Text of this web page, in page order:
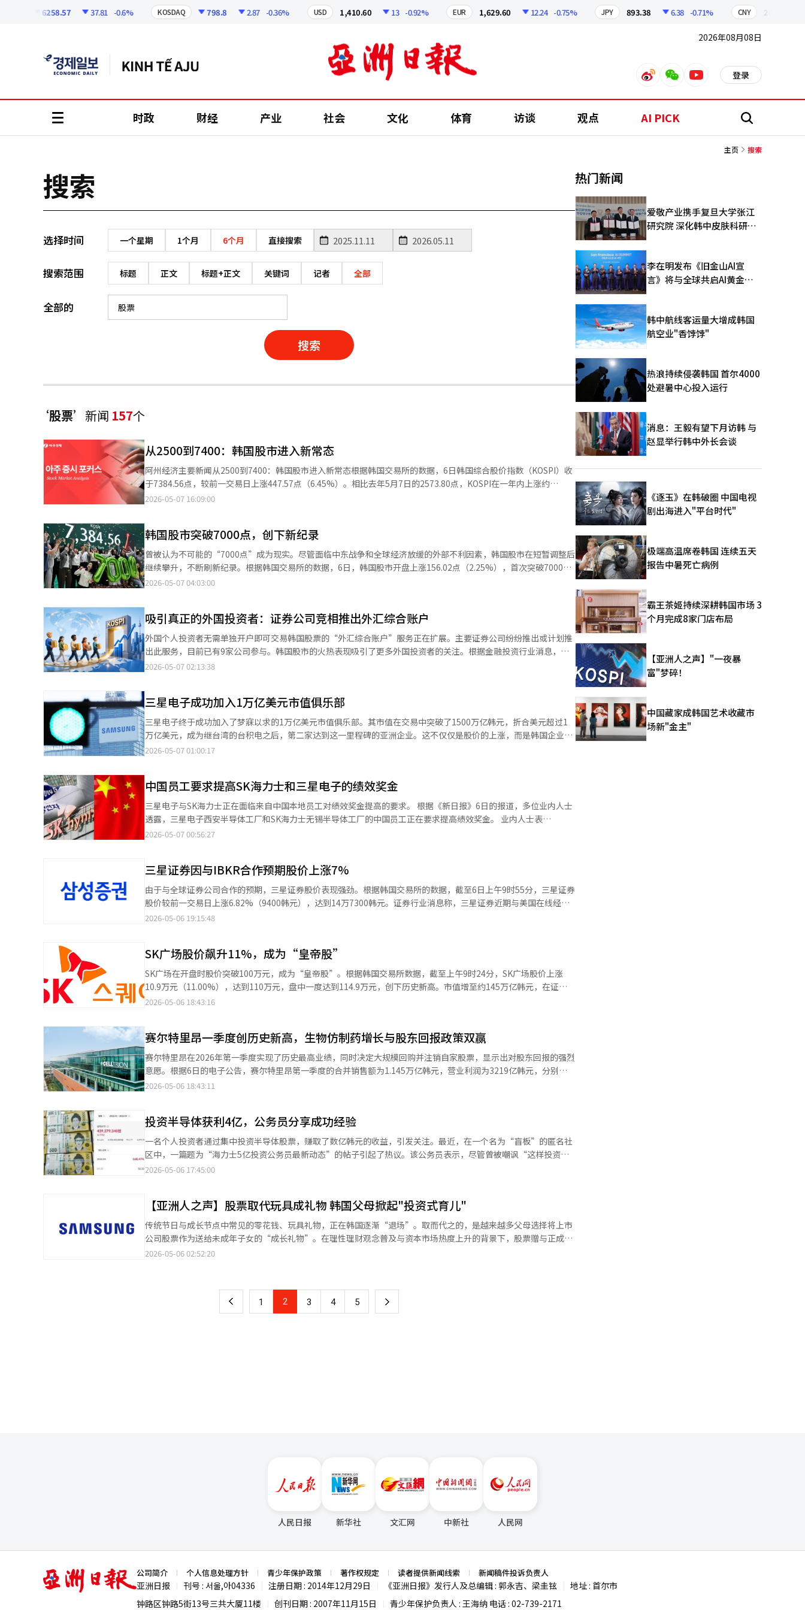
6258.57 37.81 -0.6% KOSDAQ 798.8 2.87 -0.36% USD 1,410.60 13 -0.92% EUR 1,629.60 12.24 -0.75% JPY 893.38 6.38 -0.71% CNY 209.17
2026年08月08日
weiboweixinyoutube 登录
时政 财经 产业 社会 文化 体育 访谈 观点 AI PICK 搜
主页 搜索
搜索
选择时间 一个星期 1个月 6个月 直接搜索
搜索范围 标题 正文 标题+正文 关键词 记者 全部
全部的
搜索
‘股票’ 新闻 157个
从2500到7400：韩国股市进入新常态
阿州经济主要新闻从2500到7400：韩国股市进入新常态根据韩国交易所的数据，6日韩国综合股价指数（KOSPI）收
于7384.56点，较前一交易日上涨447.57点（6.45%）。相比去年5月7日的2573.80点，KOSPI在一年内上涨约
187%。半导体行业是此次上涨的主要推动力。当天，三星电子股价上涨至26.6万韩元，较前一交易日上涨3.35万韩
上涨不仅是流动性行情，而是结构性重估的开始。半导体行业的盈利结构变化推动KOSPI进入“基准线改变”的阶
段。分析师预测，KOSPI仍有进一步上涨的空间。七大证券公司研究中心负责人预计，今年下半年KOSPI指数可能达
到9000点。主要报告战争与地缘经济分割：新秩序与投资 进入2020年代，地缘政治转型加速，战争频发。经济、金
融、技术手段被战略性动员，地缘经济框架受到关注。转型表现为“多价格经济、多货币体系、能源转型冷战”三大
现象。这是从单极向多极地缘政治转型在经济上的投射。三大地缘经济分割导致宏观经济“体制转变”。从2010年代
策、气候、老龄化的四重财政压力导致“金融抑制+货币财政”混合成为主流。预计主要国家将大规模投入战略产
业。因此，投资者需要重新学习过去的公式。投资组合策略应从60/40（股票/债券）调整为50/30/20（股票/债券/替
代资产），并从美国偏重转向其他发达国家、新兴市场如中国等。股票应关注“美国内部的质选和中国+1受益国”，
债券应关注“久期杠铃和新兴市场本币债券扩展”，大宗商品应关注铜、铀、银等“转型矿物超级周期和黄金的结构
性重估”。6日收盘后主要公告韩乌尔安济州，100亿韩元第三方定向增资库里，向Naver增资330亿韩元，持股比例
175.2%Kakao Pay，第一季度营业利润322亿韩元，增长631%基金动向（截至4日，ETF除外）国内股票型：-250
亿韩元海外股票型：-257亿韩元7日主要日程欧元区：零售销售（3月）美国：第一季度单位劳动成本、生产率、建筑
支出（3月）※ 本报道经人工智能（AI）系统翻译与编辑。
2026-05-07 16:09:00
韩国股市突破7000点，创下新纪录
曾被认为不可能的“7000点”成为现实。尽管面临中东战争和全球经济放缓的外部不利因素，韩国股市在短暂调整后
继续攀升，不断刷新纪录。根据韩国交易所的数据，6日，韩国股市开盘上涨156.02点（2.25%），首次突破7000点
大关。这距离2月25日突破6000点仅47个交易日。与过去长期停滞不前的情况不同，指数越高，突破速度越快。从
从5000点到6000点仅用了约一个月。与全球主要股市相比，韩国股市的涨幅尤为显著。根据经济媒体
Investing.com的数据，韩国股市过去一年的收益率为186.39%，在全球主要指数中最高。台湾加权指数
（98.11%）、韩国科斯达克（66.21%）、日本日经225指数（61.81%）紧随其后。股市规模也大幅增长。当天，韩
国股市市值达到6058万亿韩元，创历史新高。与一年前的2107万亿韩元相比，增长了近三倍。尤其是半导体大盘股
的影响力显著。三星电子和SK海力士的市值分别为1555万亿韩元和1141万亿韩元，合计市值约为2696万亿韩元，占
（ETF）的快速增长。韩国股市的ETF数量从一年前的973个增加到当天的1099个，市值达到452万亿韩元，首次突
破450万亿韩元。与一年前的192万亿韩元相比，增长了两倍以上。创下新高的股票数量也显著增加。截至4日收盘，
过去一年创下52周新高的股票，包括优先股在内，共有76只。按成交价计算，有55只股票。在股市繁荣的背景下，
投资者资金也迅速流入。根据金融投资协会的数据，截至4日，股票交易活动账户数量为1亿522万个。与一年前的
8992万个相比，增加了约17%。投资者的保证金也在同期从56万亿韩元激增至125万亿韩元。※ 本报道经人工智能
2026-05-07 04:03:00
吸引真正的外国投资者：证券公司竞相推出外汇综合账户
外国个人投资者无需单独开户即可交易韩国股票的“外汇综合账户”服务正在扩展。主要证券公司纷纷推出或计划推
出此服务，目前已有9家公司参与。韩国股市的火热表现吸引了更多外国投资者的关注。根据金融投资行业消息，三
星证券与全球在线证券公司IBKR合作，计划正式推出外汇综合账户服务，目前正在美国进行试点。IBKR平台可接入
外，Kiwoom证券与美国在线经纪公司Webull合作，准备推出外汇综合账户服务。未来资产证券、KB证券、NH投资
证券、元大证券、Meritz证券和新韩投资证券也在考虑推出此服务。外汇综合账户允许海外证券公司以其名义在韩国
证券公司开户，整合多名投资者的订单进行交易和结算。外国个人投资者无需在韩国单独开户即可通过本国证券公司
直接交易韩国股票。此前，外国投资者需通过复杂的注册程序才能投资韩国股票。尽管外汇综合账户早在2017年就已
推出，但直到今年1月2日金融投资法规修订后才得以普及。修订取消了账户开设主体的限制，并将其转为一般制度。
股。NH投资证券研究员尹裕东表示，外国投资者的市场准入改善将多样化投资者基础，简化交易程序将扩大韩国股
市的全球流动性。对于证券公司而言，这也是获取新收入来源的机会。外汇综合账户通过国际经纪结构运营，交易量
增加将提升佣金收入。韩国投资证券研究员白斗山分析称，若外国个人投资者交易额达到现有外国交易的10%，年佣
金收入有望增加约5.5%。然而，实际交易额的增长规模仍需观察，佣金结构也是一个变量。目前，海外股票交易的
中介佣金率约为8至9个基点，其中约2个基点支付给当地经纪商。尽管外汇综合账户可能采用类似结构，但IBKR提供
2026-05-07 02:13:38
三星电子成功加入1万亿美元市值俱乐部
三星电子终于成功加入了梦寐以求的1万亿美元市值俱乐部。其市值在交易中突破了1500万亿韩元，折合美元超过1
万亿美元，成为继台湾的台积电之后，第二家达到这一里程碑的亚洲企业。这不仅仅是股价的上涨，而是韩国企业在
全球资本市场的最高舞台上自信崛起的历史性事件。三星电子与英伟达、苹果、微软、亚马逊、字母表、博通、台积
企业报国历史。李秉喆开创了产业的种子，他通过贸易、制造、金融和人才培养奠定了韩国经济的基础。李健熙会长
则引领了质的转变。“除了妻子和孩子，其他都要改变”的宣言不仅是口号，更是体质创新的起点。半导体的超越战
略和质量革命将三星推向了世界一流企业的行列。如今，李在镕会长的时代面临着新的考验。三星电子必须在人工智
能半导体、高带宽内存、代工、生命科学、机器人和下一代通信等未来产业的战场上开辟新路。然而，1万亿美元的
荣耀并不是庆祝的终点，而是战争的开始。当前全球半导体秩序正在迅速重组。英伟达掌握了人工智能加速器的核
服务生态结合，主导消费市场。尽管三星在内存领域占据绝对优势，但在AI时代，仅靠内存是不够的。如果不具备高
带宽内存、先进封装、代工良率、设计能力和软件生态的综合竞争力，1万亿美元的位置将难以维持。与此同时，内
部的绩效奖金争论愈演愈烈。工会要求合理分配成果，而公司则强调长期投资和竞争力的维持。这一冲突不仅仅是工
资问题，而是关乎企业本质的问题，即“企业是什么”。企业是一个分享短期成果的组织，还是一个为长期生存而共
同体？这一问题的答案正在三星电子内部接受考验。在这里，资本主义的基本原则——剩余索取权不可忽视。劳动者
因不是特权，而是责任。因为在损失发生时，他们处于最后承担损失的位置。这不是道德问题，而是契约问题。承担
风险者获得回报的简单原则。然而，这一原则在现实中难以完全接受。处于半导体产业前沿的劳动者要求“共享成
果”是合理的。问题在于方式。以短期现金为中心的分配无法保障企业的未来。需要通过长期股票激励、员工持股、
限制性股票单位等结构，使劳动与资本共同分享成长的果实。美国大型科技企业之所以强大，正是因为公司成长时员
工也能共同成长，形成了激励的对齐。政府和政治界的角色也应明确。一旦将三星电子视为政治分配的对象，企业就
的平衡。公众应将三星电子视为国家竞争力的支柱，而非单纯的指责对象。历史警示我们。雅虎曾是互联网的门户，
却迷失了方向；诺基亚曾是手机之王，却未能成功转型为智能手机；思科是互联网泡沫的象征，但在泡沫破裂后经历
了漫长的低迷。科技企业的巅峰并非荣耀，而是风险。昨日的成功并不能保证明日的生存。三星电子也不例外。如今
的1万亿美元只是对过去成就的评估，并不是未来的保证。因此，三星电子的前行之路十分明确。必须在技术上领
先，保持市场信任，组织要灵活，劳资关系要演变为共同命运体。平衡短期业绩与长期投资、劳动与资本、效率与稳
引发了一个问题：我们选择什么样的资本主义？是一个不分风险只分配回报的结构，还是一个风险与回报共同设计的
结构？答案显而易见。资本主义是承诺的体系，只有当承诺得到遵守时，成长才有可能。现在，三星电子站在选择的
十字路口。是加大投资，还是分享当前成果？是走得更远，还是安于现状？企业报国的道路依然有效，但这条路比以
往更加艰难。全球专家的观点明确指出了这一点。路透社评价称：“三星电子突破1万亿美元市值反映了对AI半导体
的期待，但未来的竞争力将取决于代工和高带宽内存。”《金融时报》指出：“三星电子是内存强者，但在AI时代的
坚持到底。这是1万亿美元市值企业的宿命，也是企业报国的下一个阶段。
2026-05-07 01:00:17
中国员工要求提高SK海力士和三星电子的绩效奖金
三星电子与SK海力士正在面临来自中国本地员工对绩效奖金提高的要求。 根据《新日报》6日的报道，多位业内人士
透露，三星电子西安半导体工厂和SK海力士无锡半导体工厂的中国员工正在要求提高绩效奖金。 业内人士表
示：“海外子公司的本地员工都知道总部员工的奖金水平，因此他们也在要求增加奖金。”他补充道：“由于中国的
奖金的要求。特别是SK海力士无锡工厂是公司D램生产的核心基地，负责约一半的生产，且在中国的员工人数已达到
至少4000人。 对此，国内网民发表了负面评论。 网民们表示：“到处都是骚动”，“由于黄色信封法，情况变得一
团糟”，“认为外包员工也应该得到奖金的人，难道不觉得中国员工也应该得到吗？”“国内外都有这些人真是让人
无奈”，“在行业不景气时，难道就没有人退还工资吗？投资者理解这种风险，但还是很无奈”，“全球范围内都想
分一杯羹。”
2026-05-07 00:56:27
三星证券因与IBKR合作预期股价上涨7%
由于与全球证券公司合作的预期，三星证券股价表现强劲。根据韩国交易所的数据，截至6日上午9时55分，三星证券
股价较前一交易日上涨6.82%（9400韩元），达到14万7300韩元。证券行业消息称，三星证券近期与美国在线经纪
平台Interactive Brokers（IBKR）合作，试运营支持外国投资者交易韩国股票的服务。此前，外国人投资韩国股票
他补充道，IBKR的外国个人投资者可以通过IBKR应用程序轻松交易韩国股票，就像韩国个人可以通过国内证券公司
应用程序轻松交易美国股票一样。这种商业模式的实现得益于2017年推出的外国人综合账户，以及2023年取消对该
账户的金融投资者交易记录即时（T+2）报告义务，通过创新金融服务指定和金融投资业规定的变更，使得未在韩国
经营证券业务的海外证券公司也能通过与韩国证券公司的合作提供韩国股票交易服务。※ 本报道经人工智能（AI）系
统翻译与编辑。
2026-05-06 19:15:48
SK广场股价飙升11%，成为“皇帝股”
SK广场在开盘时股价突破100万元，成为“皇帝股”。根据韩国交易所数据，截至上午9时24分，SK广场股价上涨
10.9万元（11.00%），达到110万元，盘中一度达到114.9万元，创下历史新高。市值增至约145万亿韩元，在证券
市场上仅次于三星电子和SK海力士，排名第三，市值占比扩大至2%多。股价上涨的原因是其核心子公司SK海力士的
强。证券界关注半导体行业的结构性变化可能推动SK广场的企业价值上升。NH投资证券研究员安在民表示：“随着
AI扩展带来的‘计算分层’趋势，不仅HBM，服务器用DRAM和eSSD等存储需求也在扩大。如果这种趋势持续，SK
海力士的业绩将改善，SK广场的价值也会随之上升。”他补充道：“通过扩大子公司分红获得的现金将再次用于股东
回报和半导体相关投资，形成良性循环。”※ 本报道经人工智能（AI）系统翻译与编辑。
2026-05-06 18:43:16
赛尔特里昂一季度创历史新高，生物仿制药增长与股东回报政策双赢
赛尔特里昂在2026年第一季度实现了历史最高业绩，同时决定大规模回购并注销自家股票，显示出对股东回报的强烈
意愿。根据6日的电子公告，赛尔特里昂第一季度的合并销售额为1.145万亿韩元，营业利润为3219亿韩元，分别同
比增长36%和115.5%。营业利润率也显著改善至28.1%。业绩增长的主要原因是高收益生物仿制药的强劲增长。目
速占领市场。美国市场也在增长。“Zympentra”创下了历史最高月度处方量，“Stekima”也在迅速提升市场份
额。赛尔特里昂预计将超额完成其年度目标，计划到2030年将生物仿制药产品组合扩大到18种，到2038年扩大到41
种。此外，公司决定注销最近购买的约1000亿韩元的自家股票，以减少流通股数量，提高每股价值。※ 本报道经人
工智能（AI）系统翻译与编辑。
2026-05-06 18:43:11
投资半导体获利4亿，公务员分享成功经验
一名个人投资者通过集中投资半导体股票，赚取了数亿韩元的收益，引发关注。最近，在一个名为“盲板”的匿名社
区中，一篇题为“海力士5亿投资公务员最新动态”的帖子引起了热议。该公务员表示，尽管曾被嘲讽“这样投资会
失败”，但他仍坚持投资半导体股票。他透露，从1月到4月，他赚取了约4.3亿韩元，并公开了收益截图。截图显
星电子，显然集中在半导体行业。他还表示，“半导体市场将持续上涨至2028年”，对未来市场充满信心。网友们对
此反应热烈，称“结果证明了一切”，“5月初海力士大涨，可能收益更高”，“真没想到会这样”，“半导体拯救
韩国”等。与此同时，个人投资者高收益的案例不断被分享，引发了对特定行业“集中投资”策略的关注。
2026-05-06 17:45:00
【亚洲人之声】股票取代玩具成礼物 韩国父母掀起"投资式育儿"
传统节日与成长节点中常见的零花钱、玩具礼物，正在韩国逐渐“退场”。取而代之的，是越来越多父母选择将上市
公司股票作为送给未成年子女的“成长礼物”。在理性理财观念普及与资本市场热度上升的背景下，股票赠与正成为
一种新的育儿趋势。其中，三星电子长期稳居子女股票礼物首位，折射出韩国社会财富认知与教育理念的变化。 这一
可及性，降低了家庭赠与门槛，更适合作为长期定投与子女财商启蒙的工具。同时，公司体量稳定、产业链完整、技
术竞争力突出，被多数家长视为兼具稳健性与成长性的优质标的。 从消费与育儿逻辑来看，股票赠与的流行，反映出
韩国家庭观念的深层转变。过去偏重即时满足，如今更强调长期规划。越来越多父母希望通过配置优质蓝筹股，为子
2026-05-06 02:52:20
上 1 2 3 4 5 下
热门新闻
爱敬产业携手复旦大学张江
研究院 深化韩中皮肤科研合
李在明发布《旧金山AI宣
言》将与全球共启AI黄金时
韩中航线客运量大增成韩国
航空业"香饽饽"
热浪持续侵袭韩国 首尔4000
处避暑中心投入运行
消息：王毅有望下月访韩 与
赵显举行韩中外长会谈
《逐玉》在韩破圈 中国电视
剧出海进入"平台时代"
极端高温席卷韩国 连续五天
报告中暑死亡病例
霸王茶姬持续深耕韩国市场 3
个月完成8家门店布局
【亚洲人之声】"一夜暴
富"梦碎！
中国藏家成韩国艺术收藏市
场新"金主"
人民日报 新华社 文汇网 中新社 人民网
亚
洲
日
公司简介 个人信息处理方针 青少年保护政策 著作权规定 读者提供新闻线索 新闻稿件投诉负责人
亚洲日报 刊号 : 서울,아04336 注册日期 : 2014年12月29日 《亚洲日报》发行人及总编辑 : 郭永吉、梁圭铉
地址 : 首尔市
钟路区钟路5街13号三共大厦11楼
创刊日期 : 2007年11月15日 青少年保护负责人 : 王海纳 电话 : 02-739-2171